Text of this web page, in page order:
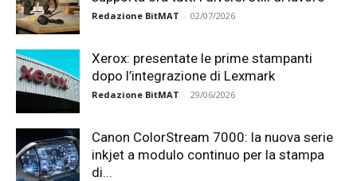
Redazione BitMAT - 02/07/2026
Xerox: presentate le prime stampanti
dopo l’integrazione di Lexmark
Redazione BitMAT - 29/06/2026
Canon ColorStream 7000: la nuova serie
inkjet a modulo continuo per la stampa
di...